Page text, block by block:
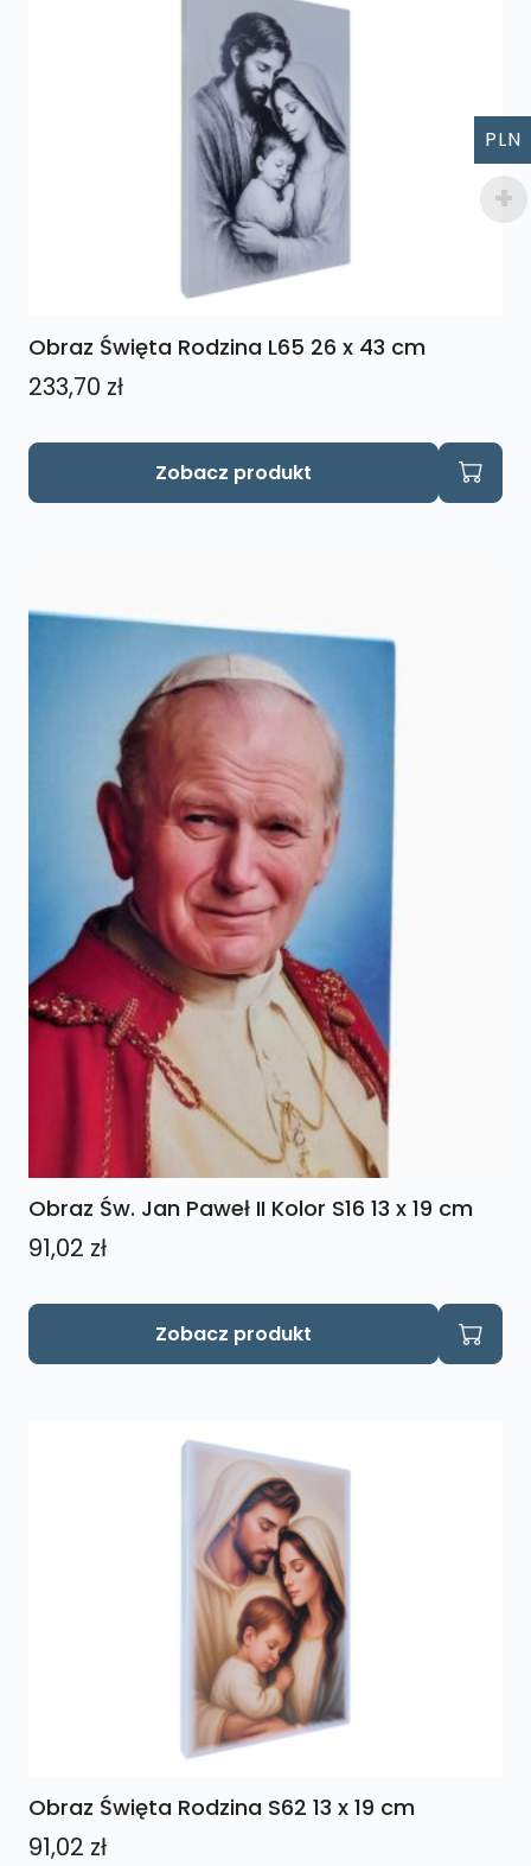
Obraz Święta Rodzina L65 26 x 43 cm
233,70 zł
Zobacz produkt
Obraz Św. Jan Paweł II Kolor S16 13 x 19 cm
91,02 zł
Zobacz produkt
Obraz Święta Rodzina S62 13 x 19 cm
91,02 zł
PLN